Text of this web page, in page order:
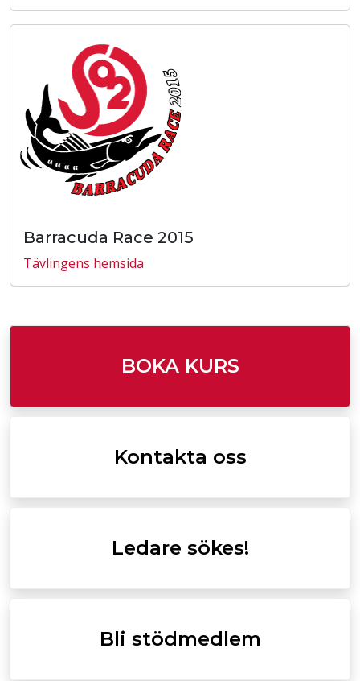
Barracuda Race 2015
Tävlingens hemsida
BOKA KURS
Kontakta oss
Ledare sökes!
Bli stödmedlem